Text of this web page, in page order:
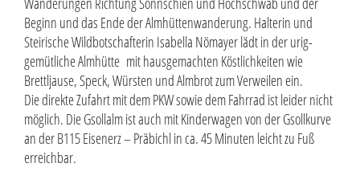
Beginn und das Ende der Almhüttenwanderung. Halterin und
Steirische Wildbotschafterin Isabella Nömayer lädt in der urig-
gemütliche Almhütte mit hausgemachten Köstlichkeiten wie
Brettljause, Speck, Würsten und Almbrot zum Verweilen ein.
Die direkte Zufahrt mit dem PKW sowie dem Fahrrad ist leider nicht
möglich. Die Gsollalm ist auch mit Kinderwagen von der Gsollkurve
an der B115 Eisenerz – Präbichl in ca. 45 Minuten leicht zu Fuß
erreichbar.